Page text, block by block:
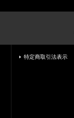
特定商取引法表示